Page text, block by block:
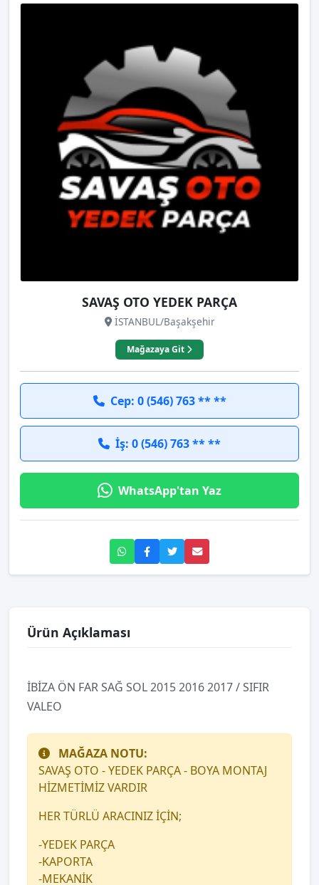
SAVAŞ OTO YEDEK PARÇA
İSTANBUL/Başakşehir
Mağazaya Git
Cep: 0 (546) 763 ** **
İş: 0 (546) 763 ** **
WhatsApp'tan Yaz
Ürün Açıklaması
İBİZA ÖN FAR SAĞ SOL 2015 2016 2017 / SIFIR
VALEO
MAĞAZA NOTU:
SAVAŞ OTO - YEDEK PARÇA - BOYA MONTAJ
HİZMETİMİZ VARDIR
HER TÜRLÜ ARACINIZ İÇİN;
-YEDEK PARÇA
-KAPORTA
-MEKANİK